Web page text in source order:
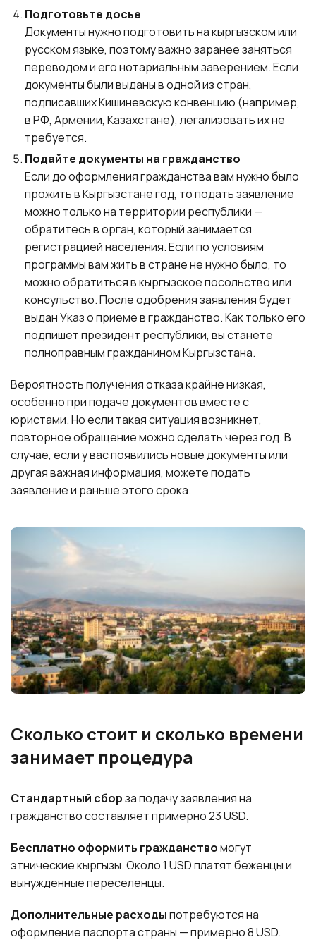
Подготовьте досье
Документы нужно подготовить на кыргызском или
русском языке, поэтому важно заранее заняться
переводом и его нотариальным заверением. Если
документы были выданы в одной из стран,
подписавших Кишиневскую конвенцию (например,
в РФ, Армении, Казахстане), легализовать их не
требуется.
Подайте документы на гражданство
Если до оформления гражданства вам нужно было
прожить в Кыргызстане год, то подать заявление
можно только на территории республики —
обратитесь в орган, который занимается
регистрацией населения. Если по условиям
программы вам жить в стране не нужно было, то
можно обратиться в кыргызское посольство или
консульство. После одобрения заявления будет
выдан Указ о приеме в гражданство. Как только его
подпишет президент республики, вы станете
полноправным гражданином Кыргызстана.
Вероятность получения отказа крайне низкая,
особенно при подаче документов вместе с
юристами. Но если такая ситуация возникнет,
повторное обращение можно сделать через год. В
случае, если у вас появились новые документы или
другая важная информация, можете подать
заявление и раньше этого срока.
Сколько стоит и сколько времени
занимает процедура
Стандартный сборза подачу заявления на
гражданство составляет примерно 23 USD.
Бесплатно оформить гражданствомогут
этнические кыргызы. Около 1 USD платят беженцы и
вынужденные переселенцы.
Дополнительные расходыпотребуются на
оформление паспорта страны — примерно 8 USD.